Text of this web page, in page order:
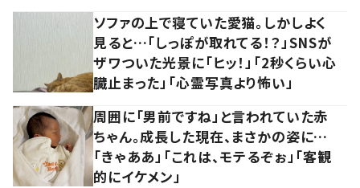
ソファの上で寝ていた愛猫。しかしよく
見ると…「しっぽが取れてる！？」SNSが
ザワついた光景に「ヒッ！」「2秒くらい心
臓止まった」「心霊写真より怖い」
周囲に「男前ですね」と言われていた赤
ちゃん。成長した現在、まさかの姿に…
「きゃああ」「これは、モテるぞぉ」「客観
的にイケメン」